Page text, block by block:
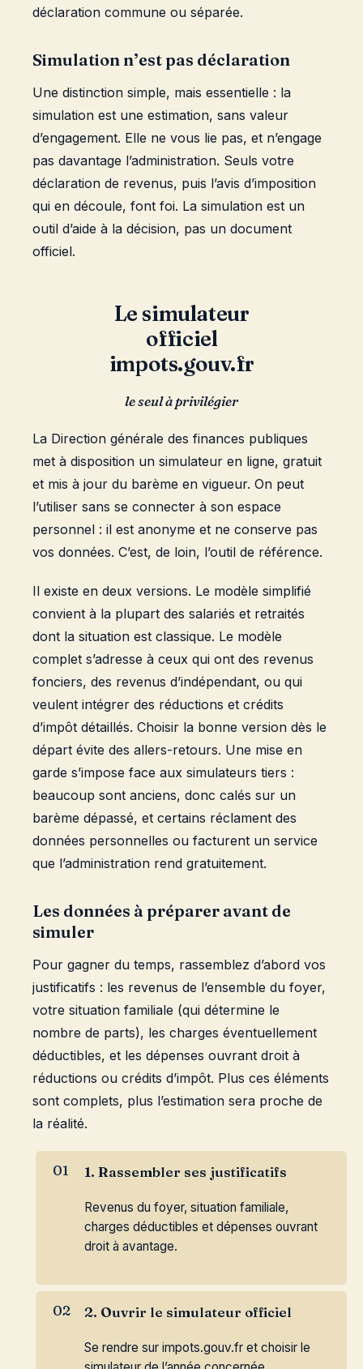
déclaration commune ou séparée.
Simulation n’est pas déclaration
Une distinction simple, mais essentielle : la
simulation est une estimation, sans valeur
d’engagement. Elle ne vous lie pas, et n’engage
pas davantage l’administration. Seuls votre
déclaration de revenus, puis l’avis d’imposition
qui en découle, font foi. La simulation est un
outil d’aide à la décision, pas un document
officiel.
Le simulateur
officiel
impots.gouv.fr
le seul à privilégier
La Direction générale des finances publiques
met à disposition un simulateur en ligne, gratuit
et mis à jour du barème en vigueur. On peut
l’utiliser sans se connecter à son espace
personnel : il est anonyme et ne conserve pas
vos données. C’est, de loin, l’outil de référence.
Il existe en deux versions. Le modèle simplifié
convient à la plupart des salariés et retraités
dont la situation est classique. Le modèle
complet s’adresse à ceux qui ont des revenus
fonciers, des revenus d’indépendant, ou qui
veulent intégrer des réductions et crédits
d’impôt détaillés. Choisir la bonne version dès le
départ évite des allers-retours. Une mise en
garde s’impose face aux simulateurs tiers :
beaucoup sont anciens, donc calés sur un
barème dépassé, et certains réclament des
données personnelles ou facturent un service
que l’administration rend gratuitement.
Les données à préparer avant de
simuler
Pour gagner du temps, rassemblez d’abord vos
justificatifs : les revenus de l’ensemble du foyer,
votre situation familiale (qui détermine le
nombre de parts), les charges éventuellement
déductibles, et les dépenses ouvrant droit à
réductions ou crédits d’impôt. Plus ces éléments
sont complets, plus l’estimation sera proche de
la réalité.
1. Rassembler ses justificatifs
Revenus du foyer, situation familiale,
charges déductibles et dépenses ouvrant
droit à avantage.
2. Ouvrir le simulateur officiel
Se rendre sur impots.gouv.fr et choisir le